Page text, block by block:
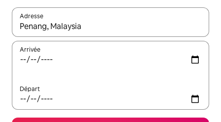
Adresse
Lorsque les résultats s'affichent, utilisez les flèches vers le
Arrivée
Départ